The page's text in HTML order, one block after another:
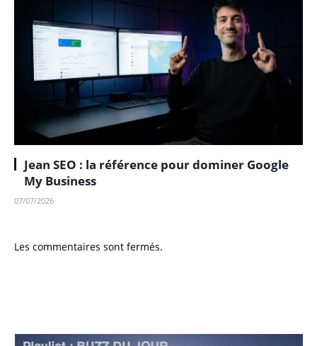
Jean SEO : la référence pour dominer Google
My Business
07/07/2026
Les commentaires sont fermés.